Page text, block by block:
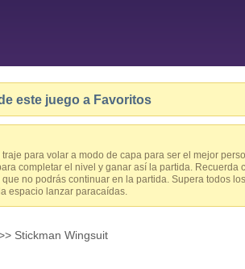
este juego a Favoritos
para volar a modo de capa para ser el mejor
completar el nivel y ganar así la partida. Recuerda
no podrás continuar en la partida. Supera todos
espacio lanzar paracaídas.
Stickman Wingsuit